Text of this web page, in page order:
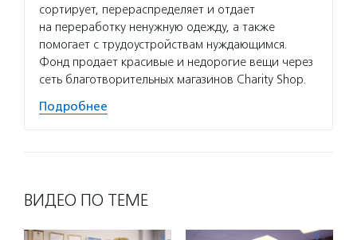
сортирует, перераспределяет и отдает
на переработку ненужную одежду, а также
помогает с трудоустройствам нуждающимся.
Фонд продает красивые и недорогие вещи через
сеть благотворительных магазинов Charity Shop.
Подробнее
ВИДЕО ПО ТЕМЕ